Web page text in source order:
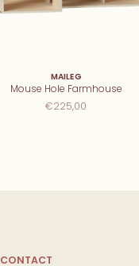
MAILEG
Mouse Hole Farmhouse
€225,00
CONTACT